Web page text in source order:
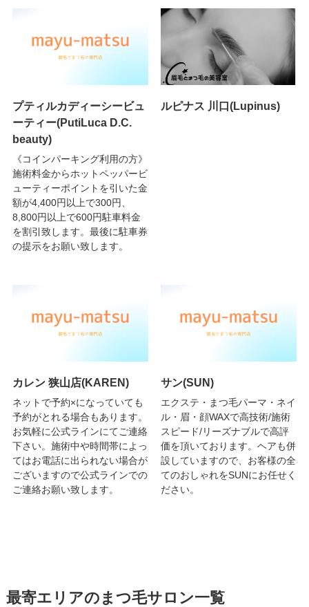
プティルカディーシービュ
ーティー(PutiLuca D.C.
beauty)
《コインパーキング利用の方》
施術料金からホットペッパービ
ューティーポイントを引いた金
額が4,400円以上で300円、
8,800円以上で600円駐車料金
を割引致します。最後に駐車券
の提示をお願い致します。
ルピナス 川口(Lupinus)
カレン 狭山店(KAREN)
ネットで予約×になっていても
予約がとれる場合もあります。
お気軽に公式ラインにてご連絡
下さい。施術中や時間帯によっ
てはお電話に出られない場合が
ございますので公式ラインでの
ご連絡お願い致します。
サン(SUN)
エクステ・まつ毛パーマ・ネイ
ル・眉・顔WAXで高技術/施術
スピード/リーズナブルで高評
価を頂いております。ヘアも併
設していますので、お客様の全
てのおしゃれをSUNにお任せく
ださい。
最寄エリアのまつ毛サロン一覧